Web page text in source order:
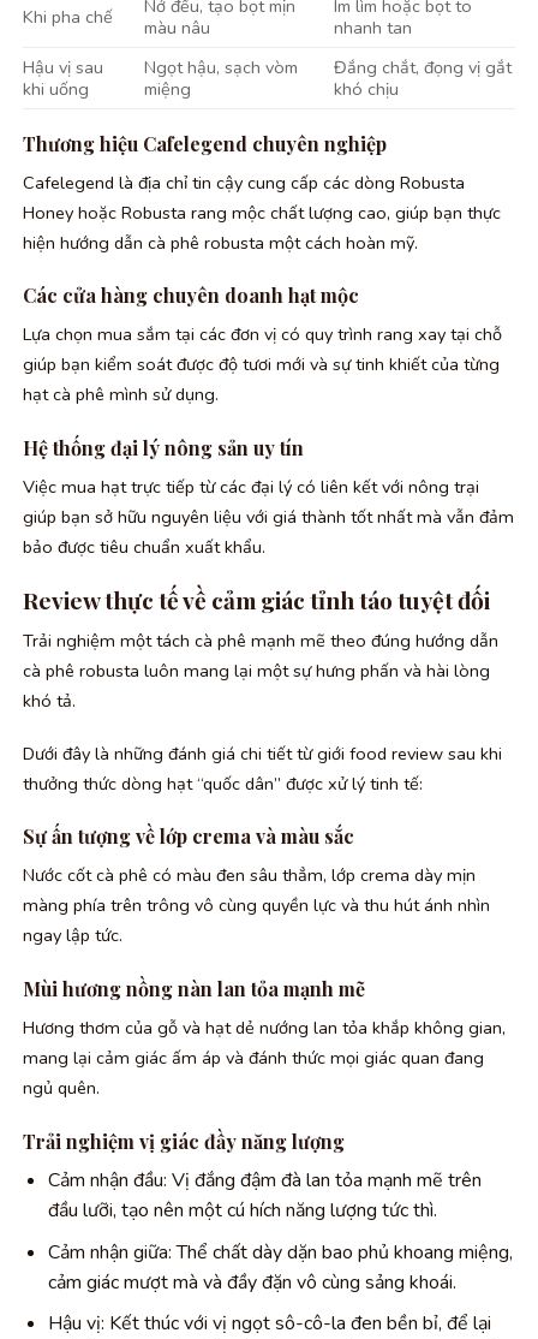
Khi pha chế
Nở đều, tạo bọt mịn
màu nâu
Im lìm hoặc bọt to
nhanh tan
Hậu vị sau
khi uống
Ngọt hậu, sạch vòm
miệng
Đắng chắt, đọng vị gắt
khó chịu
Thương hiệu Cafelegend chuyên nghiệp
Cafelegend là địa chỉ tin cậy cung cấp các dòng Robusta
Honey hoặc Robusta rang mộc chất lượng cao, giúp bạn thực
hiện hướng dẫn cà phê robusta một cách hoàn mỹ.
Các cửa hàng chuyên doanh hạt mộc
Lựa chọn mua sắm tại các đơn vị có quy trình rang xay tại chỗ
giúp bạn kiểm soát được độ tươi mới và sự tinh khiết của từng
hạt cà phê mình sử dụng.
Hệ thống đại lý nông sản uy tín
Việc mua hạt trực tiếp từ các đại lý có liên kết với nông trại
giúp bạn sở hữu nguyên liệu với giá thành tốt nhất mà vẫn đảm
bảo được tiêu chuẩn xuất khẩu.
Review thực tế về cảm giác tỉnh táo tuyệt đối
Trải nghiệm một tách cà phê mạnh mẽ theo đúng hướng dẫn
cà phê robusta luôn mang lại một sự hưng phấn và hài lòng
khó tả.
Dưới đây là những đánh giá chi tiết từ giới food review sau khi
thưởng thức dòng hạt “quốc dân” được xử lý tinh tế:
Sự ấn tượng về lớp crema và màu sắc
Nước cốt cà phê có màu đen sâu thẳm, lớp crema dày mịn
màng phía trên trông vô cùng quyền lực và thu hút ánh nhìn
ngay lập tức.
Mùi hương nồng nàn lan tỏa mạnh mẽ
Hương thơm của gỗ và hạt dẻ nướng lan tỏa khắp không gian,
mang lại cảm giác ấm áp và đánh thức mọi giác quan đang
ngủ quên.
Trải nghiệm vị giác đầy năng lượng
Cảm nhận đầu: Vị đắng đậm đà lan tỏa mạnh mẽ trên
đầu lưỡi, tạo nên một cú hích năng lượng tức thì.
Cảm nhận giữa: Thể chất dày dặn bao phủ khoang miệng,
cảm giác mượt mà và đầy đặn vô cùng sảng khoái.
Hậu vị: Kết thúc với vị ngọt sô-cô-la đen bền bỉ, để lại